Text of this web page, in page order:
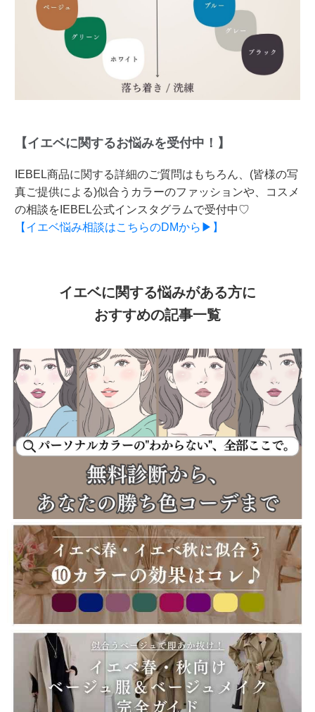
【イエベに関するお悩みを受付中！】
IEBEL商品に関する詳細のご質問はもちろん、(皆様の写
真ご提供による)似合うカラーのファッションや、コスメ
の相談をIEBEL公式インスタグラムで受付中♡
【イエベ悩み相談はこちらのDMから▶】
イエベに関する悩みがある方に
おすすめの記事一覧